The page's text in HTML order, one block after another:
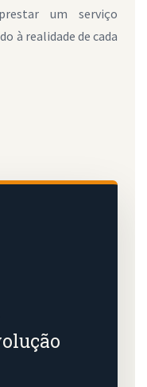
um serviço
à realidade de cada